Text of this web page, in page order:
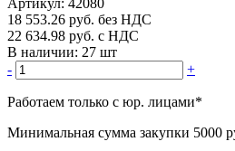
18 553.26 руб. без НДС
22 634.98 руб. с НДС
В наличии: 27 шт
-
+
Работаем только с юр. лицами*
Минимальная сумма закупки 5000